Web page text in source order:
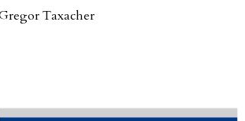
Taxacher